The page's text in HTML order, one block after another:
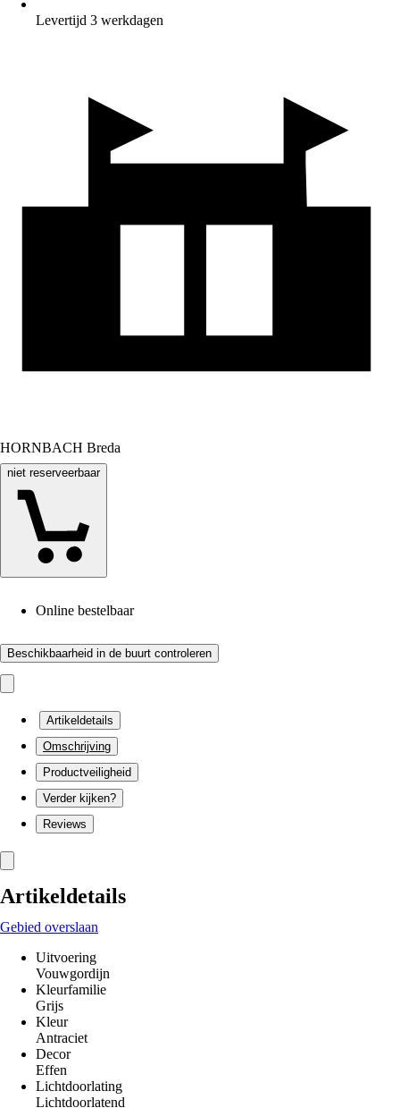
Levertijd 3 werkdagen
HORNBACH Breda
niet reserveerbaar
Online bestelbaar
Beschikbaarheid in de buurt controleren
Artikeldetails
Omschrijving
Productveiligheid
Verder kijken?
Reviews
Artikeldetails
Gebied overslaan
Uitvoering
Vouwgordijn
Kleurfamilie
Grijs
Kleur
Antraciet
Decor
Effen
Lichtdoorlating
Lichtdoorlatend